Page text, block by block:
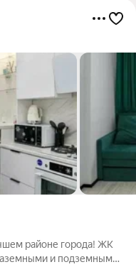
районе города! ЖК
и подземными